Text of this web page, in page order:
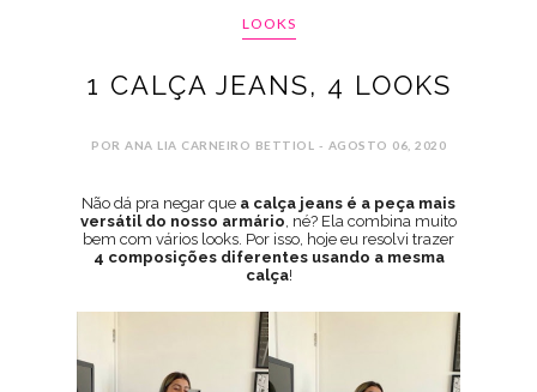
LOOKS
1 CALÇA JEANS, 4 LOOKS
POR ANA LIA CARNEIRO BETTIOL - AGOSTO 06, 2020
Não dá pra negar que a calça jeans é a peça mais
versátil do nosso armário , né? Ela combina muito
bem com vários looks. Por isso, hoje eu resolvi trazer
4 composições diferentes usando a mesma
calça!